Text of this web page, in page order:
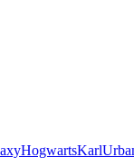
Hogwarts